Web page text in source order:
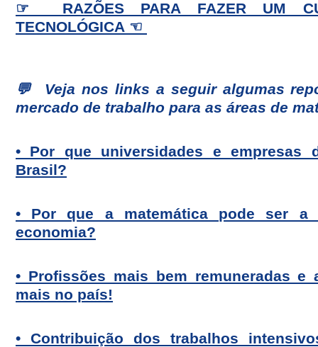
☞ RAZÕES PARA FAZER UM
TECNOLÓGICA ☜
💬 Veja nos links a seguir algumas
mercado de trabalho para as áreas de
• Por que universidades e empresas
Brasil?
• Por que a matemática pode ser a
economia?
• Profissões mais bem remuneradas e
mais no país!
• Contribuição dos trabalhos